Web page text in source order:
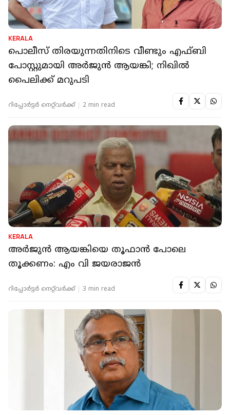
KERALA
പൊലീസ് തിരയുന്നതിനിടെ വീണ്ടും എഫ്ബി
പോസ്റ്റുമായി അർജുൻ ആയങ്കി; നിഖിൽ
പൈലിക്ക് മറുപടി
റിപ്പോർട്ടർ നെറ്റ്‌വര്‍ക്ക്‌ 2 min read
KERALA
അര്‍ജുന്‍ ആയങ്കിയെ തൂഫാന്‍ പോലെ
തൂക്കണം: എം വി ജയരാജന്‍
റിപ്പോർട്ടർ നെറ്റ്‌വര്‍ക്ക്‌ 3 min read